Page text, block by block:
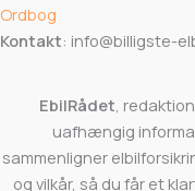
Ordbog
Kontakt: info@billigste-
EbilRådet,
uafhængig
sammenligner
og vilkår, så du får et